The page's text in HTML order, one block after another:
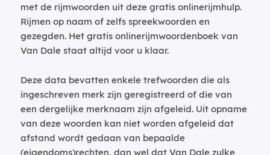
met de rijmwoorden uit deze gratis onlinerijmhulp.
Rijmen op naam of zelfs spreekwoorden en
gezegden. Het gratis onlinerijmwoordenboek van
Van Dale staat altijd voor u klaar.
Deze data bevatten enkele trefwoorden die als
ingeschreven merk zijn geregistreerd of die van
een dergelijke merknaam zijn afgeleid. Uit opname
van deze woorden kan niet worden afgeleid dat
afstand wordt gedaan van bepaalde
(eigendoms)rechten, dan wel dat Van Dale zulke